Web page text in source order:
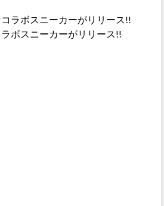
ボスニーカーがリリース!!